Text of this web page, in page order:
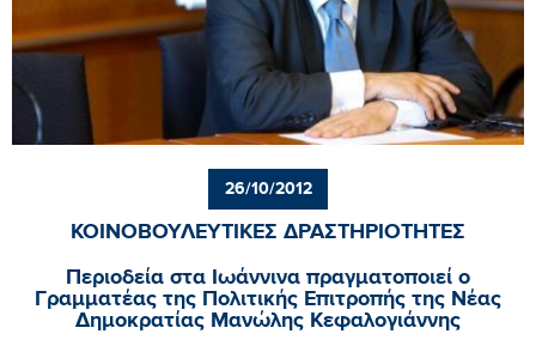
26/10/2012
ΚΟΙΝΟΒΟΥΛΕΥΤΙΚΕΣ ΔΡΑΣΤΗΡΙΟΤΗΤΕΣ
Περιοδεία στα Ιωάννινα πραγματοποιεί ο
Γραμματέας της Πολιτικής Επιτροπής της Νέας
Δημοκρατίας Μανώλης Κεφαλογιάννης